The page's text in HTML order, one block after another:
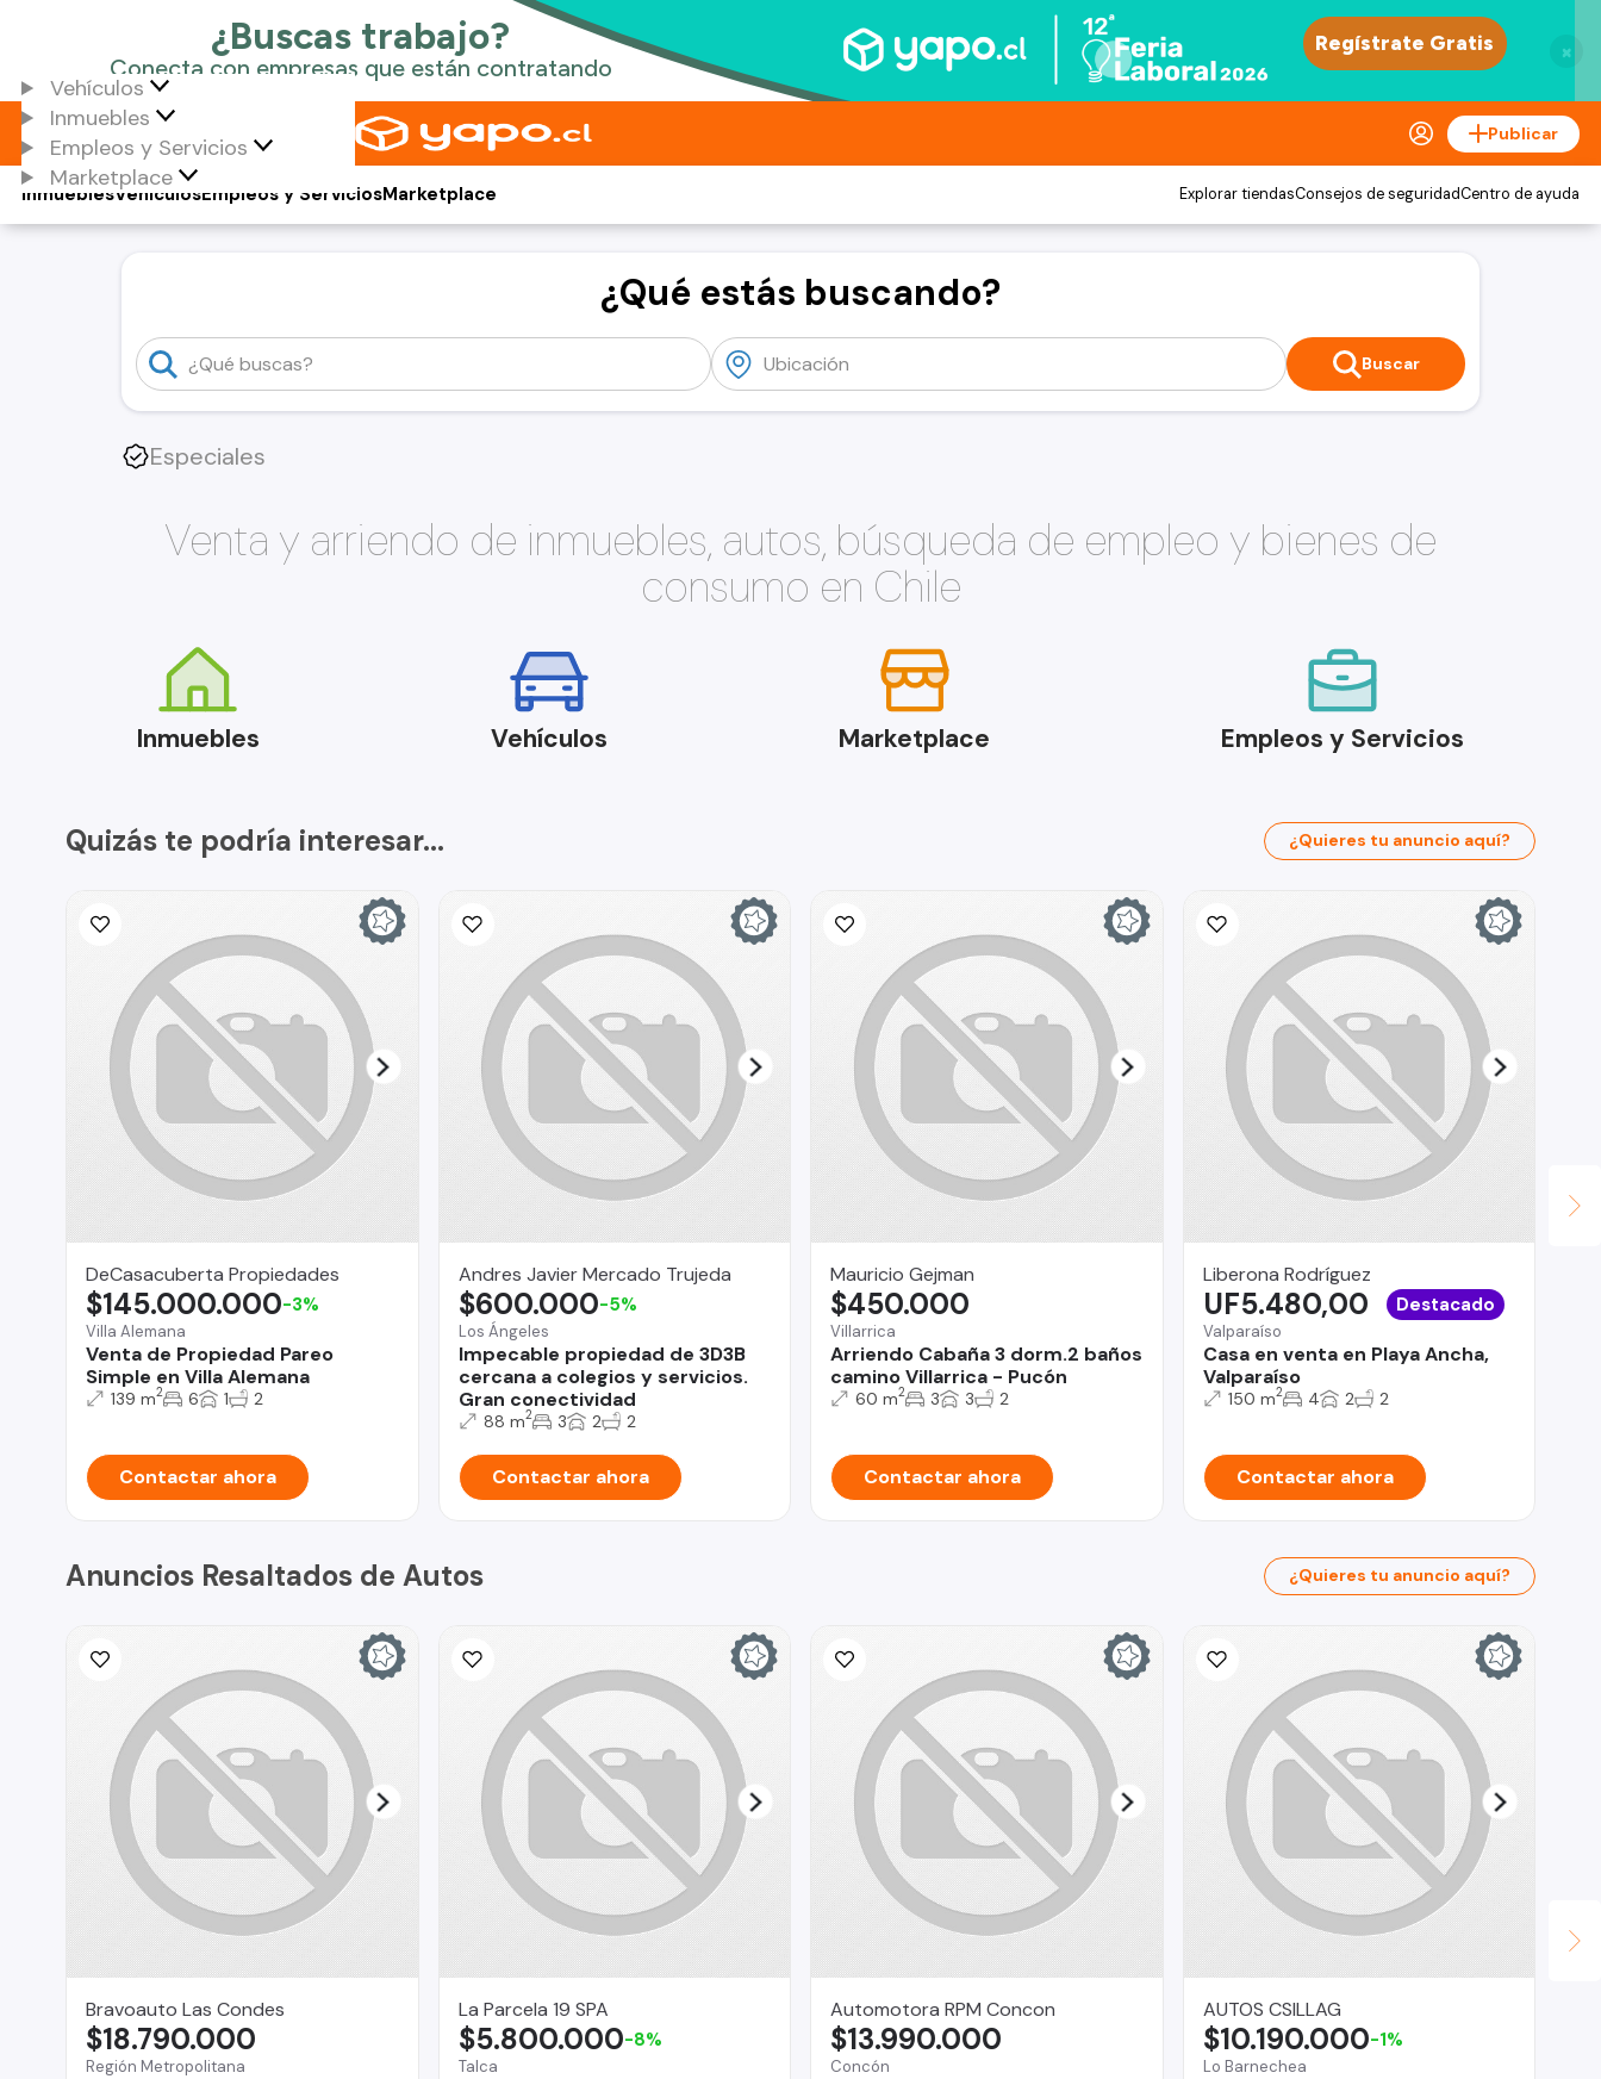
×
Vehículos
Inmuebles
Empleos y Servicios
Marketplace
Publicar
Vehículos
Inmuebles Empleos y ServiciosMarketplace Explorar tiendasConsejos de seguridadCentro de ayuda
¿Qué estás buscando?
Buscar
Especiales
Venta y arriendo de inmuebles, autos, búsqueda de empleo y bienes de
consumo en Chile
Inmuebles Vehículos Marketplace Empleos y Servicios
Quizás te podría interesar... ¿Quieres tu anuncio aquí?
DeCasacuberta Propiedades
Villa Alemana
Venta de Propiedad Pareo
Simple en Villa Alemana
$145.000.000-3%
139 m2 6 1 2
Contactar ahora
Andres Javier Mercado Trujeda
Los Ángeles
Impecable propiedad de 3D3B
cercana a colegios y servicios.
Gran conectividad
$600.000-5%
88 m2 3 2 2
Contactar ahora
Mauricio Gejman
Villarrica
Arriendo Cabaña 3 dorm.2 baños
camino Villarrica - Pucón
$450.000
60 m2 3 3 2
Contactar ahora
Liberona Rodríguez
Valparaíso
Casa en venta en Playa Ancha,
Valparaíso
UF5.480,00 Destacado
150 m2 4 2 2
Contactar ahora
Anuncios Resaltados de Autos ¿Quieres tu anuncio aquí?
Bravoauto Las Condes
Región Metropolitana
$18.790.000
La Parcela 19 SPA
Talca
$5.800.000-8%
Automotora RPM Concon
Concón
$13.990.000
AUTOS CSILLAG
Lo Barnechea
$10.190.000-1%